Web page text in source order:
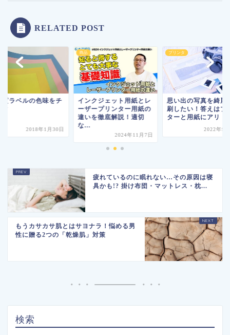
RELATED POST
質ラベルの色味をチ
ク
2018年1月30日
商品
インクジェット用紙とレ
ーザープリンター用紙の
違いを徹底解説！適切
な...
2024年11月7日
プリンタ
思い出の写真を綺麗
刷したい！答えはプ
ターと用紙にアリ！
2022年9
疲れているのに眠れない…その原因は寝
具かも!? 掛け布団・マットレス・枕...
もうカサカサ肌とはサヨナラ！悩める男
性に贈る2つの「乾燥肌」対策
検索